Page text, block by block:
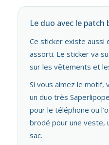
Le duo avec le patch
Ce sticker existe aussi
assorti. Le sticker va
sur les vêtements et
Si vous aimez le motif,
un duo très
pour le téléphone ou
brodé pour une veste,
sac.